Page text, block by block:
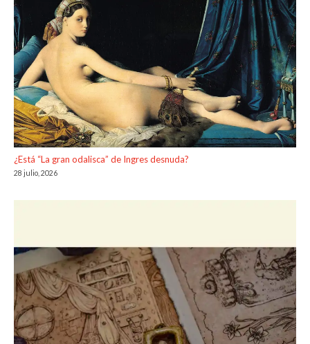
¿Está “La gran odalisca” de Ingres desnuda?
28 julio, 2026